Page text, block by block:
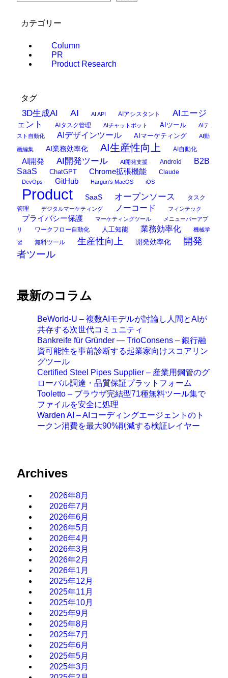
カテゴリー
Column
PR
Product Research
タグ
3D生成AI AI AI API AIアシスタント
AIエージ
ェント
AIタスク管理 AIチャットボット AIツール
AIテ
スト自動化
AIデザインツール AIマーケティング AI動
画編集 AI業務効率化 AI生産性向上 AI自動化
AI開発 AI開発ツール AI開発支援 Android
B2B
SaaS
ChatGPT Chrome拡張機能 Claude
DevOps GitHub Hargun's MacOS iOS
Product SaaS オープンソース
タスク
管理
デジタルマーケティング ノーコード フィンテック
プライバシー保護 マーケティングツール
メニューバーアプ
リ
ワークフロー自動化 人工知能 業務効率化 機械学
習 無料ツール 生産性向上 開発効率化
開発
者ツール
最新のコラム
BeWorld-U – 複数AIモデルが討論し人間とAIが
共存する次世代コミュニティ
Bankreife für Gründer — TrioConsens – 銀行融
資可能性を事前診断する起業家向けスコアリン
グツール
Certified Steel Pipes Supplier – 産業用鋼管のグ
ローバル調達・品質保証プラットフォーム
Tooletto – ブラウザ完結型71種無料ツール集で
ファイルを安全に処理
Warden AI – AIコーディングエージェントのト
ークン消費を最大90%削減する検証レイヤー
Archives
2026年8月
2026年7月
2026年6月
2026年5月
2026年4月
2026年3月
2026年2月
2026年1月
2025年12月
2025年11月
2025年10月
2025年9月
2025年8月
2025年7月
2025年6月
2025年5月
2025年3月